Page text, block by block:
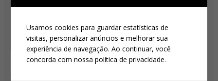
Quebra-cabeças reinventados
Travessia e movimento
Usamos cookies para guardar estatísticas de
visitas, personalizar anúncios e melhorar sua
experiência de navegação. Ao continuar, você
concorda com nossa política de privacidade.